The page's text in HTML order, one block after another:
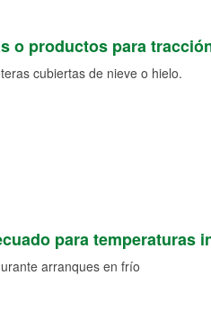
o productos para
cubiertas de nieve o hielo.
para temperaturas
arranques en frío